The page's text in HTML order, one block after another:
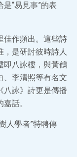
“易見事”的表
佳作頻出。這些詩
是研討彼時詩人
即八詠樓，與黃鶴
、李清照等有名文
八詠》詩更是傳播
話。
人學者”特聘傳